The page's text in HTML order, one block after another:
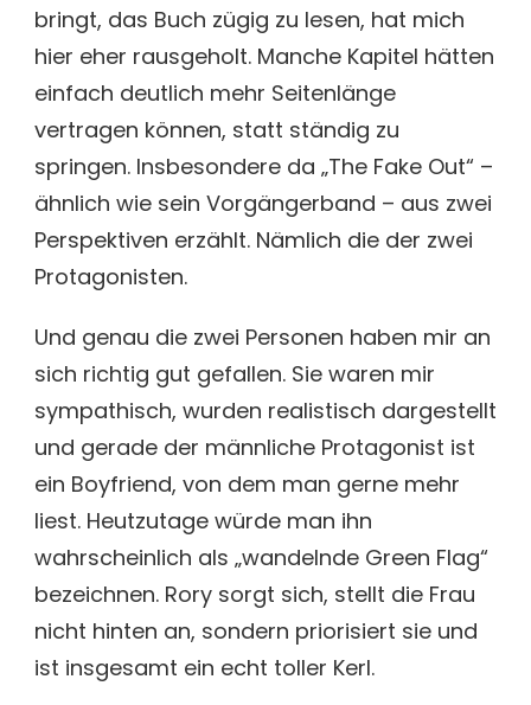
bringt, das Buch zügig zu lesen, hat mich
hier eher rausgeholt. Manche Kapitel hätten
einfach deutlich mehr Seitenlänge
vertragen können, statt ständig zu
springen. Insbesondere da „The Fake Out“ –
ähnlich wie sein Vorgängerband – aus zwei
Perspektiven erzählt. Nämlich die der zwei
Protagonisten.
Und genau die zwei Personen haben mir an
sich richtig gut gefallen. Sie waren mir
sympathisch, wurden realistisch dargestellt
und gerade der männliche Protagonist ist
ein Boyfriend, von dem man gerne mehr
liest. Heutzutage würde man ihn
wahrscheinlich als „wandelnde Green Flag“
bezeichnen. Rory sorgt sich, stellt die Frau
nicht hinten an, sondern priorisiert sie und
ist insgesamt ein echt toller Kerl.